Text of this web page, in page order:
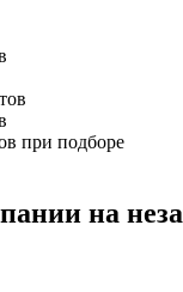
при подборе
на